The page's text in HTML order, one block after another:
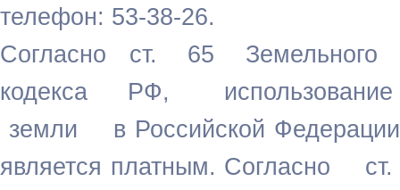
телефон: 53-38-26.
Согласно ст. 65 Земельного
кодекса РФ, использование
земли в Российской Федерации
является платным. Согласно ст.